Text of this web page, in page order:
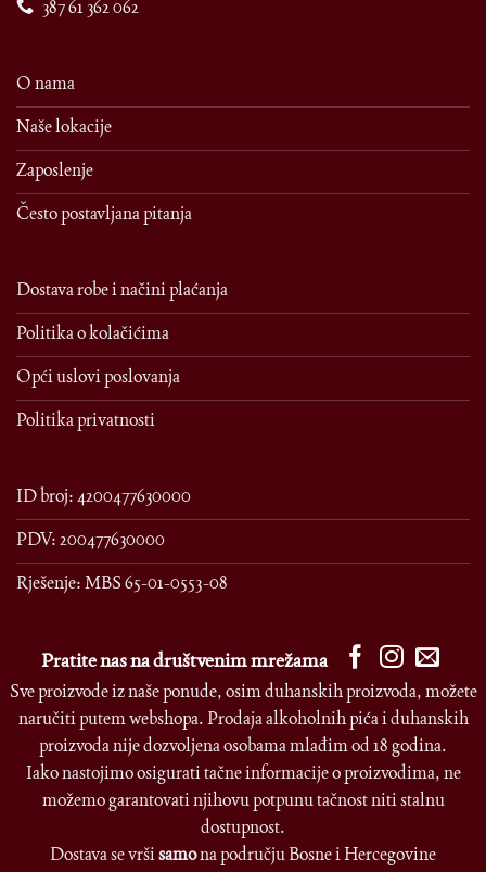
387 61 362 062
O nama
Naše lokacije
Zaposlenje
Često postavljana pitanja
Dostava robe i načini plaćanja
Politika o kolačićima
Opći uslovi poslovanja
Politika privatnosti
ID broj: 4200477630000
PDV: 200477630000
Rješenje: MBS 65-01-0553-08
Pratite nas na društvenim mrežama
Sve proizvode iz naše ponude, osim duhanskih proizvoda, možete
naručiti putem webshopa. Prodaja alkoholnih pića i duhanskih
proizvoda nije dozvoljena osobama mlađim od 18 godina.
Iako nastojimo osigurati tačne informacije o proizvodima, ne
možemo garantovati njihovu potpunu tačnost niti stalnu
dostupnost.
Dostava se vršisamona području Bosne i Hercegovine